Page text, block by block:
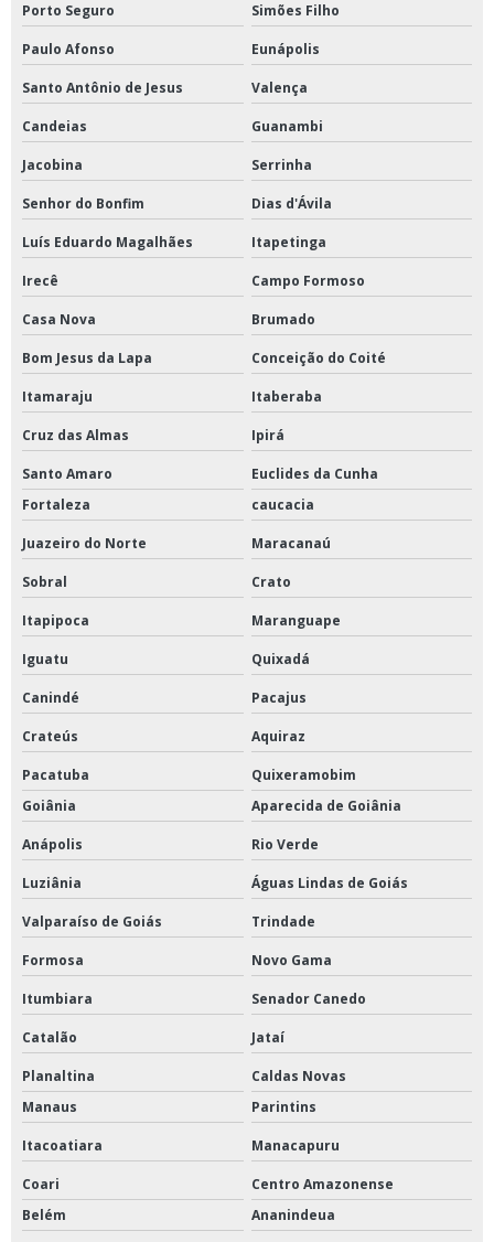
Porto Seguro Simões Filho
Paulo Afonso Eunápolis
Santo Antônio de Jesus Valença
Candeias Guanambi
Jacobina Serrinha
Senhor do Bonfim Dias d'Ávila
Luís Eduardo Magalhães Itapetinga
Irecê Campo Formoso
Casa Nova Brumado
Bom Jesus da Lapa Conceição do Coité
Itamaraju Itaberaba
Cruz das Almas Ipirá
Santo Amaro
Euclides da Cunha
Fortaleza
caucacia
Juazeiro do Norte Maracanaú
Sobral Crato
Itapipoca Maranguape
Iguatu Quixadá
Canindé Pacajus
Crateús Aquiraz
Pacatuba
Quixeramobim
Goiânia
Aparecida de Goiânia
Anápolis Rio Verde
Luziânia Águas Lindas de Goiás
Valparaíso de Goiás Trindade
Formosa Novo Gama
Itumbiara Senador Canedo
Catalão Jataí
Planaltina
Caldas Novas
Manaus
Parintins
Itacoatiara Manacapuru
Coari
Centro Amazonense
Belém
Ananindeua